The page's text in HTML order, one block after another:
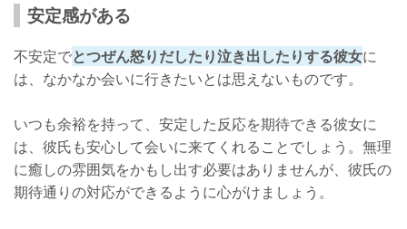
安定感がある
不安定でとつぜん怒りだしたり泣き出したりする彼女に
は、なかなか会いに行きたいとは思えないものです。
いつも余裕を持って、安定した反応を期待できる彼女に
は、彼氏も安心して会いに来てくれることでしょう。無理
に癒しの雰囲気をかもし出す必要はありませんが、彼氏の
期待通りの対応ができるように心がけましょう。